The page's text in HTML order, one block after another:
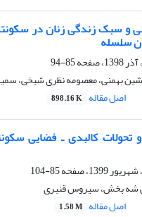
و سبک زندگی زنان در
سلسله
85-94
بهمنی، معصومه نظری شیخی،
اصل مقاله 898.16 K
کالبدی ـ فضایی
85-104
شه بخش، سیروس قنبری
اصل مقاله 1.58 M